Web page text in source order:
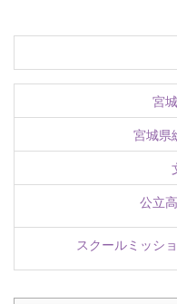
宮
宮城県
公立
スクールミッシ